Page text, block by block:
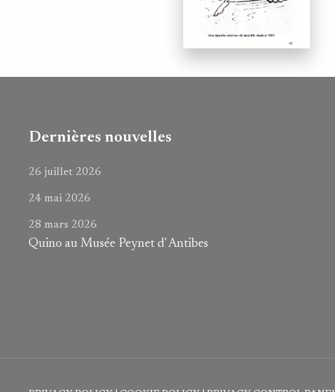
Dernières nouvelles
26 juillet 2026
24 mai 2026
28 mars 2026
Quino au Musée Peynet d' Antibes